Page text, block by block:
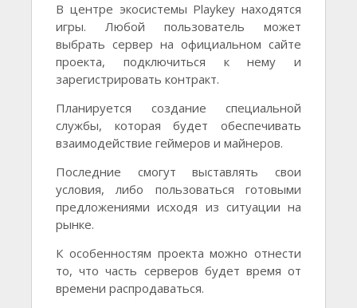
В центре экосистемы Playkey находятся
игры. Любой пользователь может
выбрать сервер на официальном сайте
проекта, подключиться к нему и
зарегистрировать контракт.
Планируется создание специальной
службы, которая будет обеспечивать
взаимодействие геймеров и майнеров.
Последние смогут выставлять свои
условия, либо пользоваться готовыми
предложениями исходя из ситуации на
рынке.
К особенностям проекта можно отнести
то, что часть серверов будет время от
времени распродаваться.